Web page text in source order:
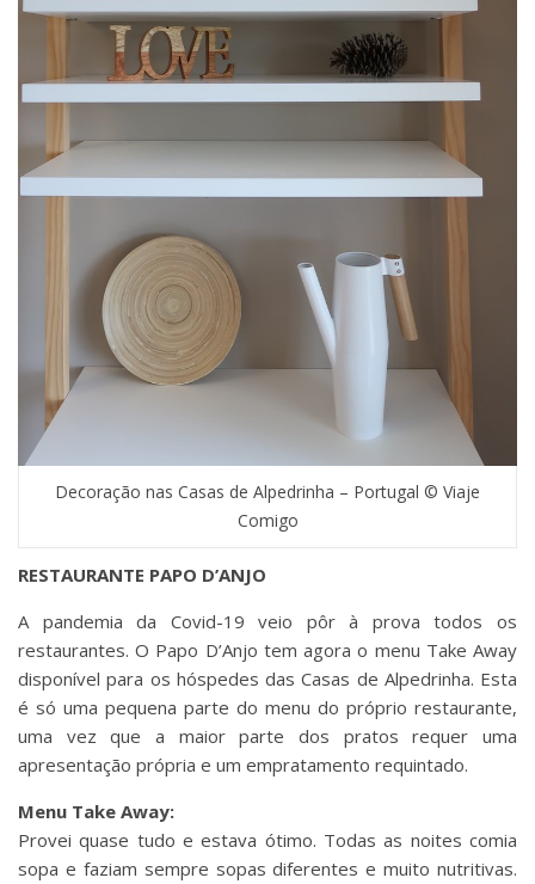
Decoração nas Casas de Alpedrinha – Portugal © Viaje
Comigo
RESTAURANTE PAPO D’ANJO
A pandemia da Covid-19 veio pôr à prova todos os
restaurantes. O Papo D’Anjo tem agora o menu Take Away
disponível para os hóspedes das Casas de Alpedrinha. Esta
é só uma pequena parte do menu do próprio restaurante,
uma vez que a maior parte dos pratos requer uma
apresentação própria e um empratamento requintado.
Menu Take Away:
Provei quase tudo e estava ótimo. Todas as noites comia
sopa e faziam sempre sopas diferentes e muito nutritivas.